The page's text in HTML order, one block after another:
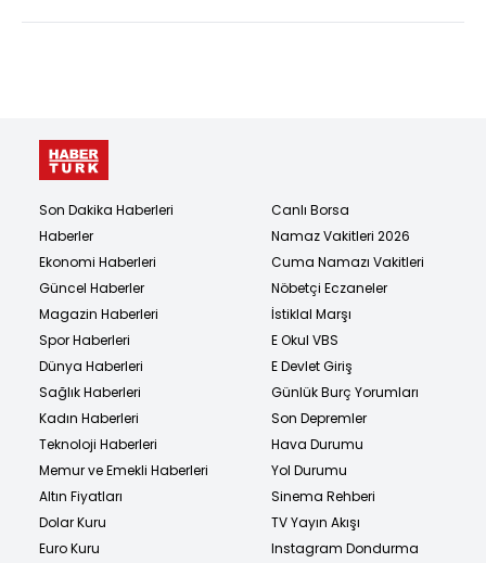
Son Dakika Haberleri
Haberler
Ekonomi Haberleri
Güncel Haberler
Magazin Haberleri
Spor Haberleri
Dünya Haberleri
Sağlık Haberleri
Kadın Haberleri
Teknoloji Haberleri
Memur ve Emekli Haberleri
Altın Fiyatları
Dolar Kuru
Euro Kuru
Canlı Borsa
Namaz Vakitleri 2026
Cuma Namazı Vakitleri
Nöbetçi Eczaneler
İstiklal Marşı
E Okul VBS
E Devlet Giriş
Günlük Burç Yorumları
Son Depremler
Hava Durumu
Yol Durumu
Sinema Rehberi
TV Yayın Akışı
Instagram Dondurma